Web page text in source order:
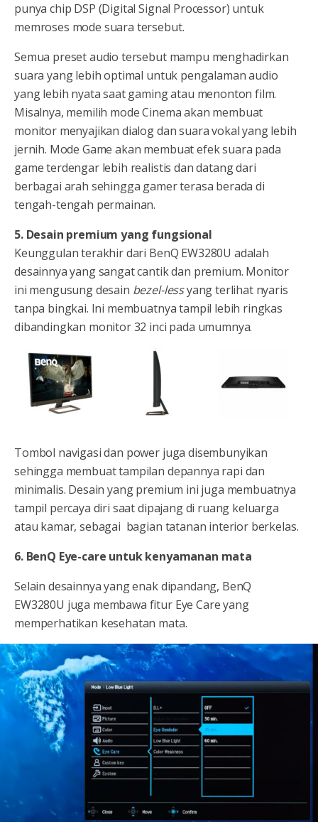
punya chip DSP (Digital Signal Processor) untuk
memroses mode suara tersebut.
Semua preset audio tersebut mampu menghadirkan
suara yang lebih optimal untuk pengalaman audio
yang lebih nyata saat gaming atau menonton film.
Misalnya, memilih mode Cinema akan membuat
monitor menyajikan dialog dan suara vokal yang lebih
jernih. Mode Game akan membuat efek suara pada
game terdengar lebih realistis dan datang dari
berbagai arah sehingga gamer terasa berada di
tengah-tengah permainan.
5. Desain premium yang fungsional
Keunggulan terakhir dari BenQ EW3280U adalah
desainnya yang sangat cantik dan premium. Monitor
ini mengusung desain bezel-lessyang terlihat nyaris
tanpa bingkai. Ini membuatnya tampil lebih ringkas
dibandingkan monitor 32 inci pada umumnya.
Tombol navigasi dan power juga disembunyikan
sehingga membuat tampilan depannya rapi dan
minimalis. Desain yang premium ini juga membuatnya
tampil percaya diri saat dipajang di ruang keluarga
atau kamar, sebagai bagian tatanan interior berkelas.
6. BenQ Eye-care untuk kenyamanan mata
Selain desainnya yang enak dipandang, BenQ
EW3280U juga membawa fitur Eye Care yang
memperhatikan kesehatan mata.